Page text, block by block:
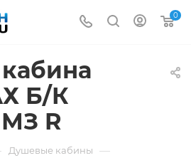
0
Б/К
МЗ R
Душевые кабины —